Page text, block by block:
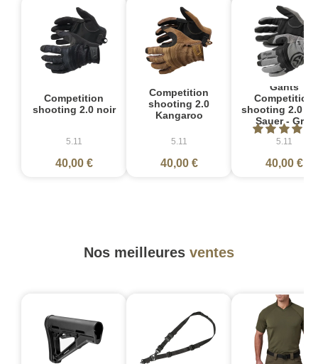
Competition
shooting 2.0 noir
5.11
40,00 €
Competition
shooting 2.0
Kangaroo
5.11
40,00 €
Gants
Competition
shooting 2.0 -
Sauer - Gris
5.11
40,00 €
Nos meilleures ventes